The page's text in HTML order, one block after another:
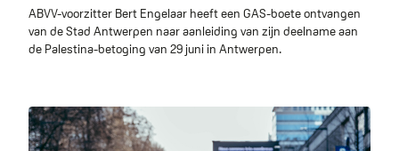
ABVV-voorzitter Bert Engelaar heeft een GAS-boete ontvangen
van de Stad Antwerpen naar aanleiding van zijn deelname aan
de Palestina-betoging van 29 juni in Antwerpen.